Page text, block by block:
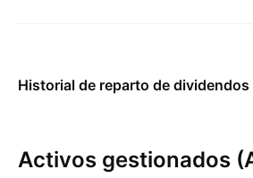
Historial de reparto de dividendos
Activos gestionados